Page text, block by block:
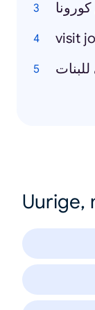
visit
Uurige,